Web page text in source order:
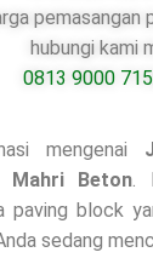
pemasangan
hubungi kami
0813 9000
mengenai
Mahri Beton.
paving block
sedang